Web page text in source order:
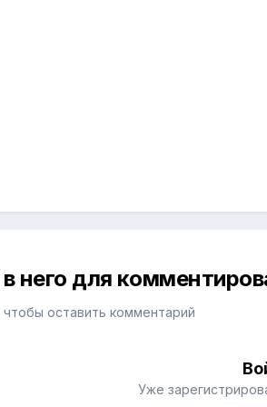
него для
оставить комментарий
Уже